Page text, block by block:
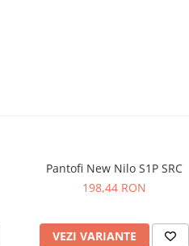
Pantofi New Nilo S1P SRC
198,44 RON
VEZI VARIANTE